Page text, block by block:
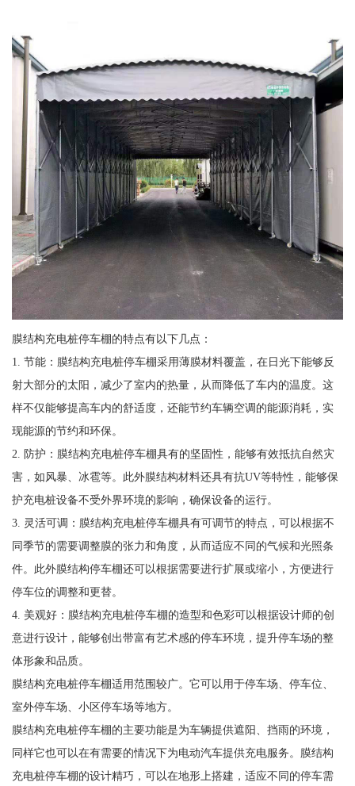
膜结构充电桩停车棚的特点有以下几点：
1. 节能：膜结构充电桩停车棚采用薄膜材料覆盖，在日光下能够反
射大部分的太阳，减少了室内的热量，从而降低了车内的温度。这
样不仅能够提高车内的舒适度，还能节约车辆空调的能源消耗，实
现能源的节约和环保。
2. 防护：膜结构充电桩停车棚具有的坚固性，能够有效抵抗自然灾
害，如风暴、冰雹等。此外膜结构材料还具有抗UV等特性，能够保
护充电桩设备不受外界环境的影响，确保设备的运行。
3. 灵活可调：膜结构充电桩停车棚具有可调节的特点，可以根据不
同季节的需要调整膜的张力和角度，从而适应不同的气候和光照条
件。此外膜结构停车棚还可以根据需要进行扩展或缩小，方便进行
停车位的调整和更替。
4. 美观好：膜结构充电桩停车棚的造型和色彩可以根据设计师的创
意进行设计，能够创出带富有艺术感的停车环境，提升停车场的整
体形象和品质。
膜结构充电桩停车棚适用范围较广。它可以用于停车场、停车位、
室外停车场、小区停车场等地方。
膜结构充电桩停车棚的主要功能是为车辆提供遮阳、挡雨的环境，
同样它也可以在有需要的情况下为电动汽车提供充电服务。膜结构
充电桩停车棚的设计精巧，可以在地形上搭建，适应不同的停车需